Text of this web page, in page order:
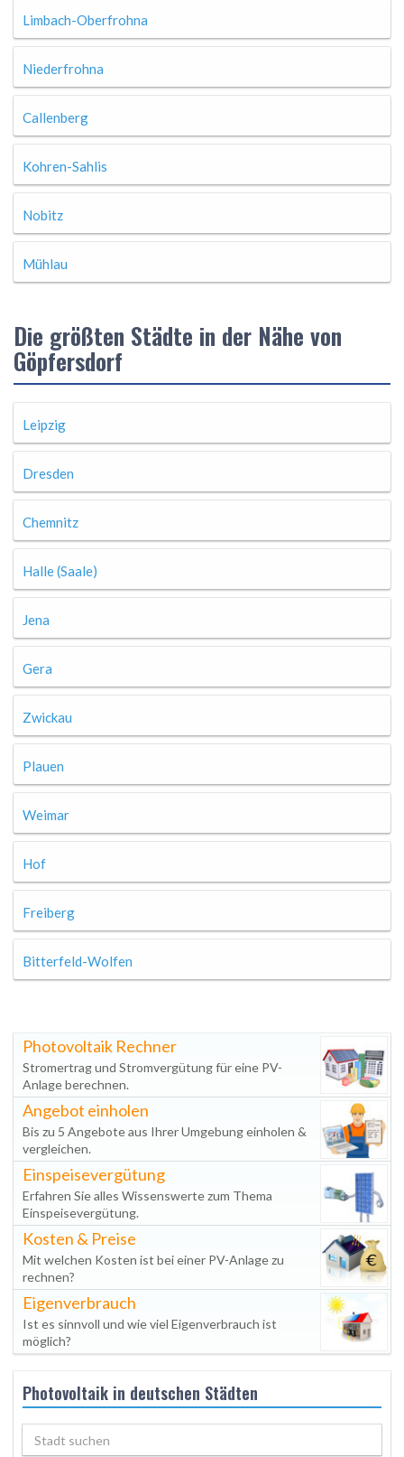
Limbach-Oberfrohna
Niederfrohna
Callenberg
Kohren-Sahlis
Nobitz
Mühlau
Die größten Städte in der Nähe von
Göpfersdorf
Leipzig
Dresden
Chemnitz
Halle (Saale)
Jena
Gera
Zwickau
Plauen
Weimar
Hof
Freiberg
Bitterfeld-Wolfen
Photovoltaik Rechner
Stromertrag und Stromvergütung für eine PV-
Anlage berechnen.
Angebot einholen
Bis zu 5 Angebote aus Ihrer Umgebung einholen &
vergleichen.
Einspeisevergütung
Erfahren Sie alles Wissenswerte zum Thema
Einspeisevergütung.
Kosten & Preise
Mit welchen Kosten ist bei einer PV-Anlage zu
rechnen?
Eigenverbrauch
Ist es sinnvoll und wie viel Eigenverbrauch ist
möglich?
Photovoltaik in deutschen Städten